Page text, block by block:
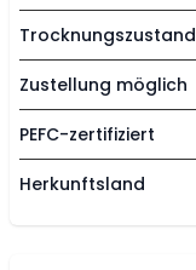
Trocknungszustand
Zustellung möglich
PEFC-zertifiziert
Herkunftsland